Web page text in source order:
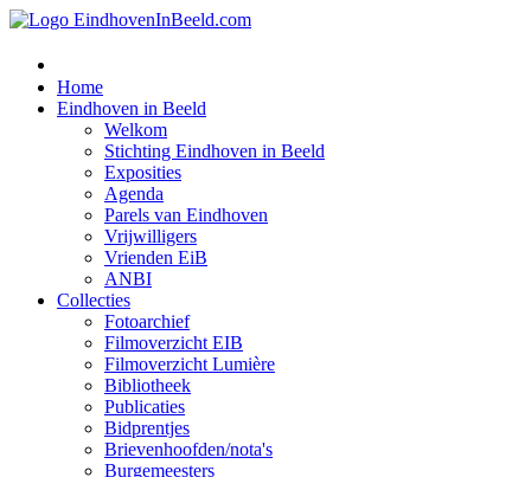
Home
Eindhoven in Beeld
Welkom
Stichting Eindhoven in Beeld
Exposities
Agenda
Parels van Eindhoven
Vrijwilligers
Vrienden EiB
ANBI
Collecties
Fotoarchief
Filmoverzicht EIB
Filmoverzicht Lumière
Bibliotheek
Publicaties
Bidprentjes
Brievenhoofden/nota's
Burgemeesters